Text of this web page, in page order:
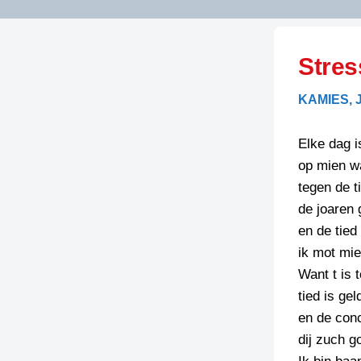
HAIKU’S
LIMERICKS
LUUSTERN
STRIPS
BIENOAMEN
LEGENDEN
RECEPTEN
SPREUKEN
VEURDRACHTEN
SPELLENSCONTROLE
SCHRIEFREGELSKAMIES,
Elke dag
op mien
tegen de
de joaren
en de tied
ik mot
Want t is
tied is
en de
dij zuch